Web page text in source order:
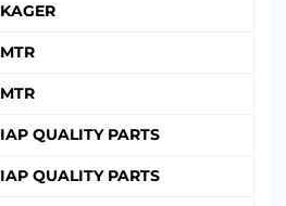
KAGER
MTR
MTR
IAP QUALITY PARTS
IAP QUALITY PARTS